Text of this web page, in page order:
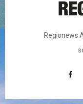
Regionews